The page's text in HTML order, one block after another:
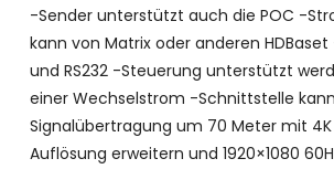
-Sender unterstützt auch die POC -
kann von Matrix oder anderen
und RS232 -Steuerung unterstützt
einer Wechselstrom -Schnittstelle
Signalübertragung um 70 Meter mit 4K
Auflösung erweitern und 1920×1080